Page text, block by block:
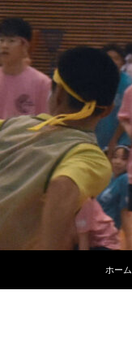
ホーム